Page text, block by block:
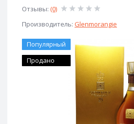
Отзывы: (0)
Производитель: Glenmorangie
Популярный
Продано